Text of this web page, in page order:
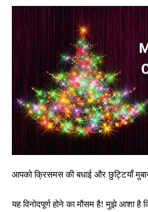
आपको क्रिसमस की बधाई और छुट्टियाँ
यह विनोदपूर्ण होने का मौसम है! मुझे